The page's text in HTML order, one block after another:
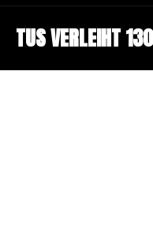
TUS VERLEIHT